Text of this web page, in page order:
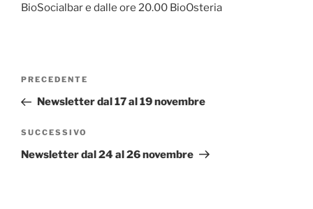
BioSocialbar e dalle ore 20.00 BioOsteria
Navigazione
Articolo
precedente:
PRECEDENTE
Newsletter dal 17 al 19 novembre
Articolo
successivo
SUCCESSIVO
Newsletter dal 24 al 26 novembre